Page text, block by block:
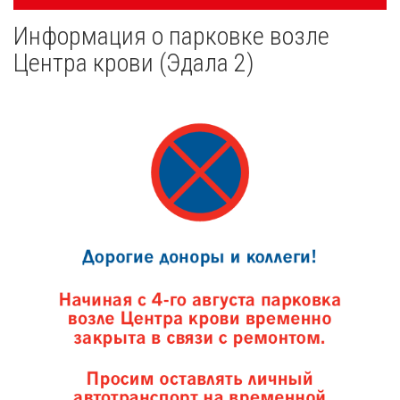
navigatsioon
Новости
Галерея
Приходите на экскурсию!
Информация о парковке возле
Центра крови (Эдала 2)